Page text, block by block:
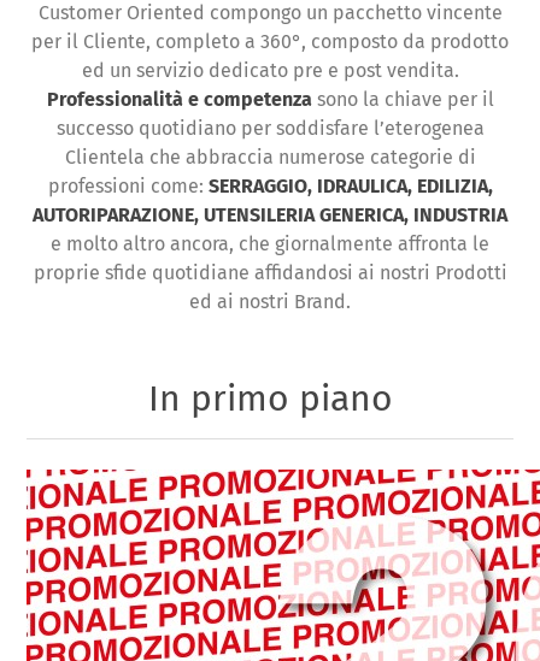
Customer Oriented compongo un pacchetto vincente
per il Cliente, completo a 360°, composto da prodotto
ed un servizio dedicato pre e post vendita.
Professionalità e competenzasono la chiave per il
successo quotidiano per soddisfare l’eterogenea
Clientela che abbraccia numerose categorie di
professioni come: SERRAGGIO, IDRAULICA, EDILIZIA,
AUTORIPARAZIONE, UTENSILERIA GENERICA, INDUSTRIA
e molto altro ancora, che giornalmente affronta le
proprie sfide quotidiane affidandosi ai nostri Prodotti
ed ai nostri Brand.
In primo piano